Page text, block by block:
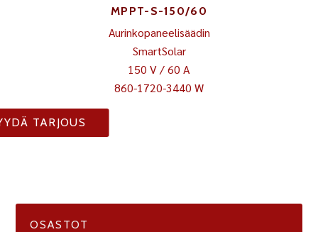
MPPT-S-150/60
Aurinkopaneelisäädin
SmartSolar
150 V / 60 A
860-1720-3440 W
TARJOUS
OSASTOT